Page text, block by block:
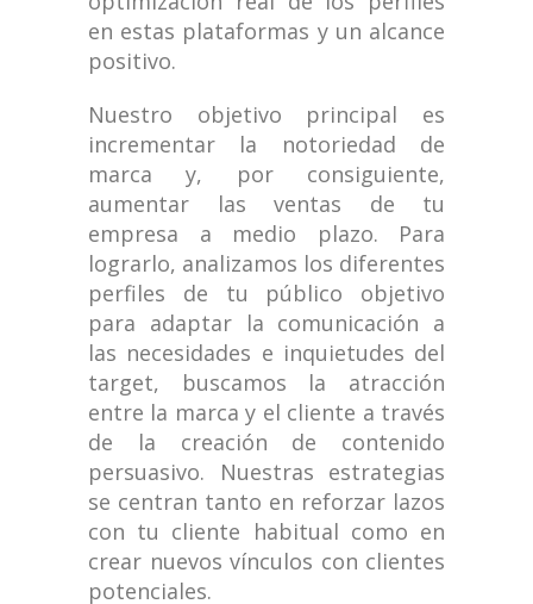
en estas plataformas y un alcance
positivo.
Nuestro objetivo principal es
incrementar la notoriedad de
marca y, por consiguiente,
aumentar las ventas de tu
empresa a medio plazo. Para
lograrlo, analizamos los diferentes
perfiles de tu público objetivo
para adaptar la comunicación a
las necesidades e inquietudes del
target, buscamos la atracción
entre la marca y el cliente a través
de la creación de contenido
persuasivo. Nuestras estrategias
se centran tanto en reforzar lazos
con tu cliente habitual como en
crear nuevos vínculos con clientes
potenciales.